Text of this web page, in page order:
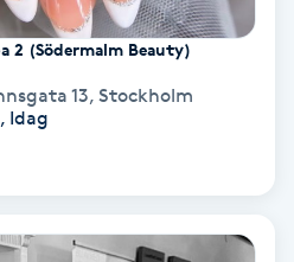
2 (Södermalm Beauty)
13, Stockholm
Idag